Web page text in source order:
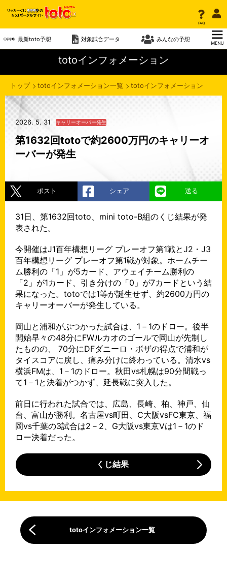
FAQ
最新toto予想 対象試合データ みんなの予想
totoインフォメーション
トップ totoインフォメーション一覧 totoインフォメーション
2026. 5. 31 キャリーオーバー発生
第1632回totoで約2600万円のキャリーオ
ーバーが発生
ポスト シェア 送る
31日、第1632回toto、mini toto-B組のくじ結果が発
表された。
今開催はJ1百年構想リーグ プレーオフ第1戦とJ2・J3
百年構想リーグ プレーオフ第1戦が対象。ホームチー
ム勝利の「1」が5カード、アウェイチーム勝利の
「2」が1カード、引き分けの「0」が7カードという結
果になった。totoでは1等が誕生せず、約2600万円の
キャリーオーバーが発生している。
岡山と浦和がぶつかった試合は、1－1のドロー。後半
開始早々の48分にFWルカオのゴールで岡山が先制し
たものの、 70分にDFダニーロ・ボザの得点で浦和が
タイスコアに戻し、痛み分けに終わっている。清水vs
横浜FMは、1－1のドロー。秋田vs札幌は90分間戦っ
て1－1と決着がつかず、延長戦に突入した。
前日に行われた試合では、広島、長崎、柏、神戸、仙
台、富山が勝利。名古屋vs町田、C大阪vsFC東京、福
岡vs千葉の3試合は2－2、G大阪vs東京Vは1－1のド
ロー決着だった。
くじ結果
totoインフォメーション一覧